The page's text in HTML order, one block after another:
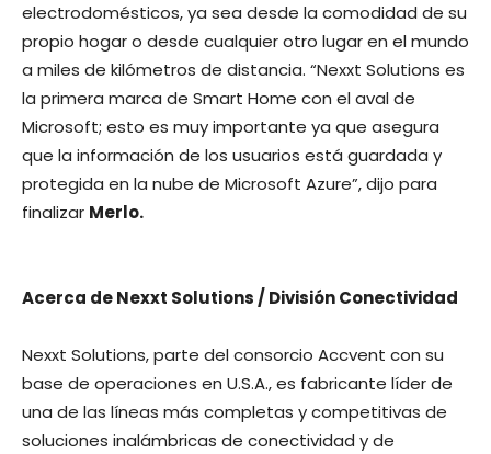
electrodomésticos, ya sea desde la comodidad de su
propio hogar o desde cualquier otro lugar en el mundo
a miles de kilómetros de distancia. “Nexxt Solutions es
la primera marca de Smart Home con el aval de
Microsoft; esto es muy importante ya que asegura
que la información de los usuarios está guardada y
protegida en la nube de Microsoft Azure”, dijo para
finalizar Merlo.
Acerca de Nexxt Solutions / División Conectividad
Nexxt Solutions, parte del consorcio Accvent con su
base de operaciones en U.S.A., es fabricante líder de
una de las líneas más completas y competitivas de
soluciones inalámbricas de conectividad y de